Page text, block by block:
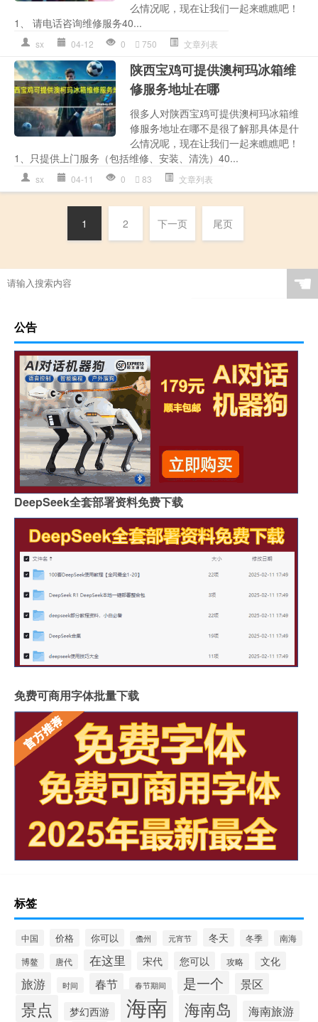
么情况呢，现在让我们一起来瞧瞧吧！
1、 请电话咨询维修服务40...
sx 04-12 0 750 文章列表
陕西宝鸡可提供澳柯玛冰箱维
修服务地址在哪
很多人对陕西宝鸡可提供澳柯玛冰箱维
修服务地址在哪不是很了解那具体是什
么情况呢，现在让我们一起来瞧瞧吧！
1、只提供上门服务（包括维修、安装、清洗）40...
sx 04-11 0 83 文章列表
1 2 下一页 尾页
☚
公告
DeepSeek全套部署资料免费下载
免费可商用字体批量下载
标签
中国 价格 你可以 儋州 元宵节 冬天 冬季 南海
博鳌 唐代 在这里 宋代 您可以 攻略 文化
旅游 时间 春节 春节期间 是一个 景区
景点 梦幻西游 海南 海南岛 海南旅游